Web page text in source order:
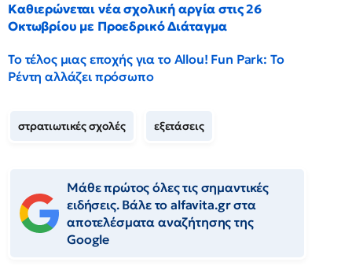
Καθιερώνεται νέα σχολική αργία στις 26
Οκτωβρίου με Προεδρικό Διάταγμα
Το τέλος μιας εποχής για το Allou! Fun Park: Το
Ρέντη αλλάζει πρόσωπο
στρατιωτικές σχολές εξετάσεις
Μάθε πρώτος όλες τις σημαντικές
ειδήσεις. Βάλε το alfavita.gr στα
αποτελέσματα αναζήτησης της
Google